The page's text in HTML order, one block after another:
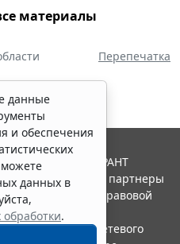
материалы
Перепечатка
данные
и обеспечения
данных в
.
Система ГАРАНТ
"Гарант" и ее партнеры
ассоциации правовой
в качестве сетевого